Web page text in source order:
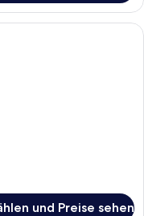
Terrasse (Moewe) |
und Preise sehen